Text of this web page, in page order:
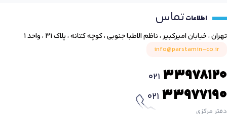
اطلاعاتتماس
تهران ، خیابان امیرکبیر ، ناظم الاطبا جنوبی ، کوچه کتانه ، پلاک ۳۱ ، واحد ۱
info@parstamin-co.ir
021 33978120
021 33977190
دفتر مرکزی